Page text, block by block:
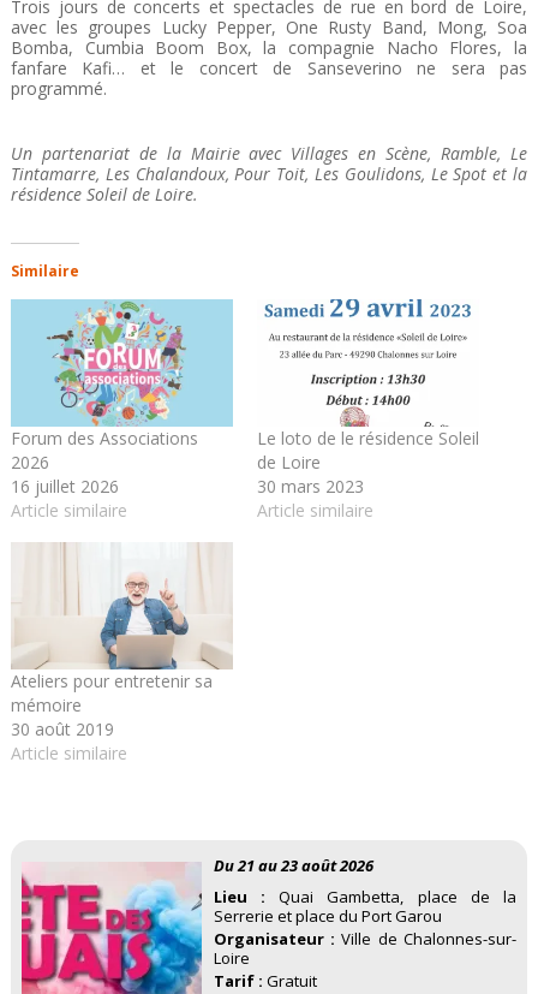
Trois jours de concerts et spectacles de rue en bord de Loire,
avec les groupes Lucky Pepper, One Rusty Band, Mong, Soa
Bomba, Cumbia Boom Box, la compagnie Nacho Flores, la
fanfare Kafi… et le concert de Sanseverino ne sera pas
programmé.
Un partenariat de la Mairie avec Villages en Scène,Ramble, Le
Tintamarre, Les Chalandoux, Pour Toit, Les Goulidons, Le Spot et la
résidence Soleil de Loire.
Similaire
Forum des Associations
2026
16 juillet 2026
Article similaire
Le loto de le résidence Soleil
de Loire
30 mars 2023
Article similaire
Ateliers pour entretenir sa
mémoire
30 août 2019
Article similaire
Du 21 au 23 août 2026
Lieu : Quai Gambetta, place de la
Serrerie et place du Port Garou
Organisateur : Ville de Chalonnes-sur-
Loire
Tarif : Gratuit